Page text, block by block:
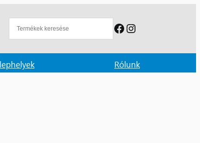
Facebook
Instagram
Rólunk